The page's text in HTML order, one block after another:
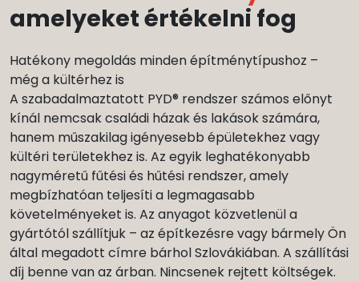
amelyeket értékelni fog
Hatékony megoldás minden építménytípushoz –
még a kültérhez is
A szabadalmaztatott PYD® rendszer számos előnyt
kínál nemcsak családi házak és lakások számára,
hanem műszakilag igényesebb épületekhez vagy
kültéri területekhez is. Az egyik leghatékonyabb
nagyméretű fűtési és hűtési rendszer, amely
megbízhatóan teljesíti a legmagasabb
követelményeket is. Az anyagot közvetlenül a
gyártótól szállítjuk – az építkezésre vagy bármely Ön
által megadott címre bárhol Szlovákiában. A szállítási
díj benne van az árban. Nincsenek rejtett költségek.